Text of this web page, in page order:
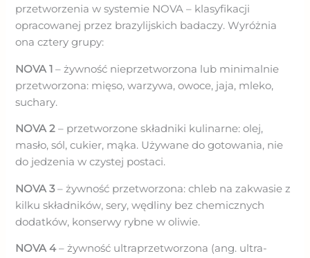
przetworzenia w systemie NOVA – klasyfikacji
opracowanej przez brazylijskich badaczy. Wyróżnia
ona cztery grupy:
NOVA 1 – żywność nieprzetworzona lub minimalnie
przetworzona: mięso, warzywa, owoce, jaja, mleko,
suchary.
NOVA 2 – przetworzone składniki kulinarne: olej,
masło, sól, cukier, mąka. Używane do gotowania, nie
do jedzenia w czystej postaci.
NOVA 3– żywność przetworzona: chleb na zakwasie z
kilku składników, sery, wędliny bez chemicznych
dodatków, konserwy rybne w oliwie.
NOVA 4– żywność ultraprzetworzona (ang. ultra-